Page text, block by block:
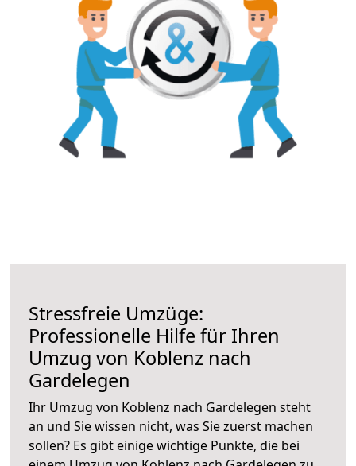
Stressfreie Umzüge:
Professionelle Hilfe für Ihren
Umzug von Koblenz nach
Gardelegen
Ihr Umzug von Koblenz nach Gardelegen steht
an und Sie wissen nicht, was Sie zuerst machen
sollen? Es gibt einige wichtige Punkte, die bei